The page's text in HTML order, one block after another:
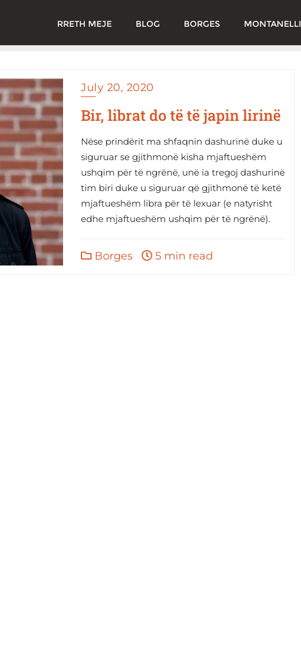
RRETH MEJE BLOG BORGES MONTANELLI
July 20, 2020
Bir, librat do të të japin lirinë
Nëse prindërit ma shfaqnin dashurinë duke u
siguruar se gjithmonë kisha mjaftueshëm
ushqim për të ngrënë, unë ia tregoj dashurinë
tim biri duke u siguruar që gjithmonë të ketë
mjaftueshëm libra për të lexuar (e natyrisht
edhe mjaftueshëm ushqim për të ngrënë).
Borges 5 min read